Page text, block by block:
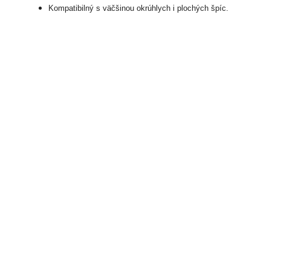
Kompatibilný s väčšinou okrúhlych i plochých špíc.